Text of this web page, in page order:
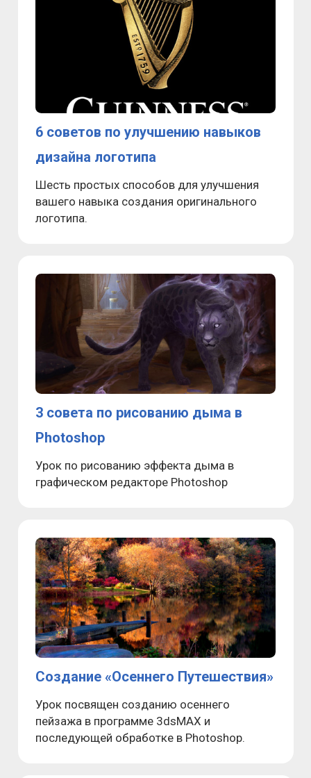
6 советов по улучшению навыков
дизайна логотипа
Шесть простых способов для улучшения
вашего навыка создания оригинального
логотипа.
3 совета по рисованию дыма в
Photoshop
Урок по рисованию эффекта дыма в
графическом редакторе Photoshop
Создание «Осеннего Путешествия»
Урок посвящен созданию осеннего
пейзажа в программе 3dsMAX и
последующей обработке в Photoshop.